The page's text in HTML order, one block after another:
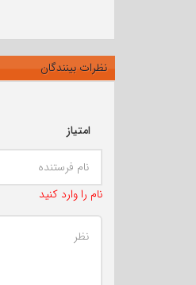
نظرات بینندگان
امتیاز
نام را وارد کنید